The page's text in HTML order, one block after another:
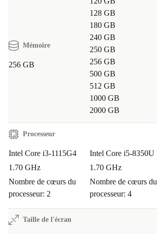
Mémoire
256 GB
128 GB
180 GB
240 GB
250 GB
256 GB
500 GB
512 GB
1000 GB
2000 GB
Processeur
Intel Core i3-1115G4
1.70 GHz
Nombre de cœurs du
processeur: 2
Intel Core i5-8350U
1.70 GHz
Nombre de cœurs du
processeur: 4
Taille de l'écran